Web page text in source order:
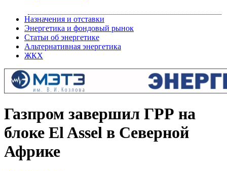
Назначения и отставки
Энергетика и фондовый рынок
Статьи об энергетике
Альтернативная энергетика
ЖКХ
Газпром завершил ГРР на
блоке El Assel в Северной
Африке